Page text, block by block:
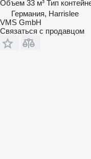
Объем 33 м³ Тип
Германия, Harrislee
VMS GmbH
Связаться с продавцом